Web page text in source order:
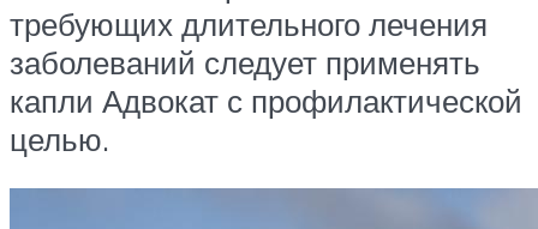
требующих длительного лечения
заболеваний следует применять
капли Адвокат с профилактической
целью.